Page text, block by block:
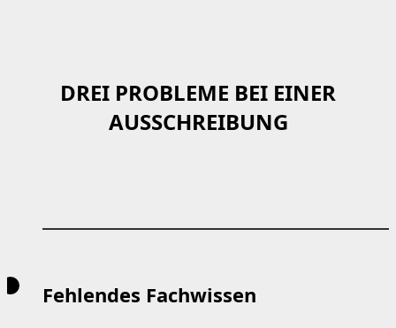
DREI PROBLEME BEI EINER
AUSSCHREIBUNG
Fehlendes Fachwissen